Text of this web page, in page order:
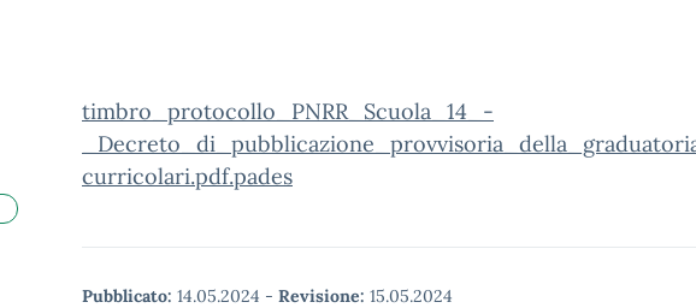
timbro_protocollo_PNRR_Scuola_14_-
curricolari.pdf.pades
Pubblicato: 14.05.2024 - Revisione: 15.05.2024